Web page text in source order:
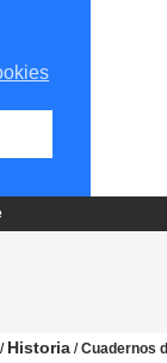
/ Historia /Cuadernos